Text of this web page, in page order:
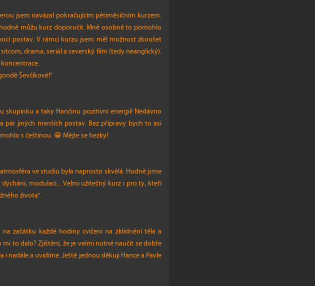
jsem navázal pokračujícím pětiměsíčním kurzem.
můžu kurz doporučit. Mně osobně to pomohlo
postav. V rámci kurzu jsem měl možnost zkoušet
drama, seriál a severský film (tedy neanglický).
Ševčíkové!“
skupinku a taky Hančinu pozitivní energii! Nedávno
pár jiných menších postav. Bez přípravy bych to asi
s češtinou. 😁 Mějte se hezky!
ve studiu byla naprosto skvělá. Hodně jsme
modulaci... Velmi užitečný kurz i pro ty, kteří
života".
začátku každé hodiny cvičení na zklidnění těla a
to dalo? Zjištění, že je velmi nutné naučit se dobře
nadále a uvidíme. Ještě jednou děkuji Hance a Pavle